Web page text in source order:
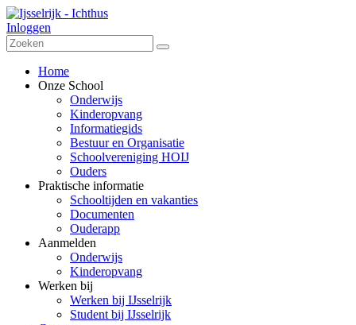
Inloggen
Home
Onze School
Onderwijs
Kinderopvang
Informatiegids
Bestuur en Organisatie
Schoolvereniging HOIJ
Ouders
Praktische informatie
Schooltijden en vakanties
Documenten
Ouderapp
Aanmelden
Onderwijs
Kinderopvang
Werken bij
Werken bij IJsselrijk
Student bij IJsselrijk